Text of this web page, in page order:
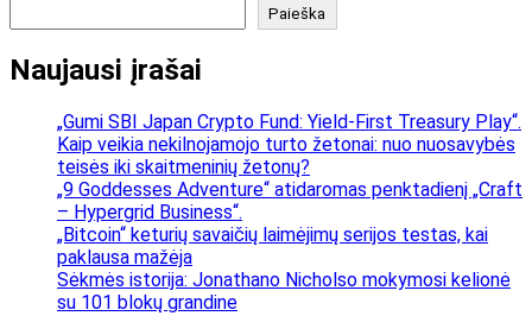
Paieška
Naujausi įrašai
„Gumi SBI Japan Crypto Fund: Yield-First Treasury Play“.
Kaip veikia nekilnojamojo turto žetonai: nuo nuosavybės
teisės iki skaitmeninių žetonų?
„9 Goddesses Adventure“ atidaromas penktadienį „Craft
– Hypergrid Business“.
„Bitcoin“ keturių savaičių laimėjimų serijos testas, kai
paklausa mažėja
Sėkmės istorija: Jonathano Nicholso mokymosi kelionė
su 101 blokų grandine